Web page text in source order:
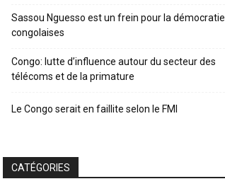
Sassou Nguesso est un frein pour la démocratie
congolaises
Congo: lutte d’influence autour du secteur des
télécoms et de la primature
Le Congo serait en faillite selon le FMI
CATÉGORIES